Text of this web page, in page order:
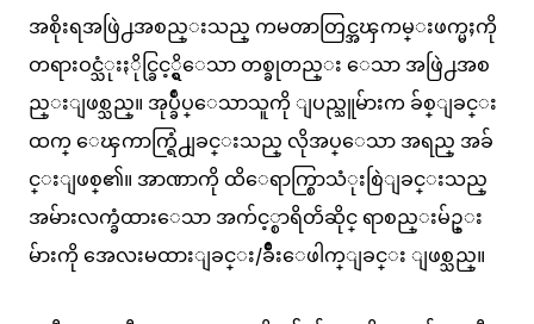
အစိုးရအဖြဲ႕အစည္းသည္ ကမၻာတြင္အၾကမ္းဖက္မႈကို
တရားဝင္သံုးႏိုင္ခြင့္ရွိေသာ တစ္ခုတည္း ေသာ အဖြဲ႕အစ
ည္းျဖစ္သည္။ အုပ္ခ်ဳပ္ေသာသူကို ျပည္သူမ်ားက ခ်စ္ျခင္း
ထက္ ေၾကာက္ရြံ႕ျခင္းသည္ လိုအပ္ေသာ အရည္ အခ်
င္းျဖစ္၏။ အာဏာကို ထိေရာက္စြာသံုးစြဲျခင္းသည္
အမ်ားလက္ခံထားေသာ အက်င့္စာရိတၲဆိုင္ ရာစည္းမ်ဥ္း
မ်ားကို အေလးမထားျခင္း/ခ်ိဳးေဖါက္ျခင္း ျဖစ္သည္။